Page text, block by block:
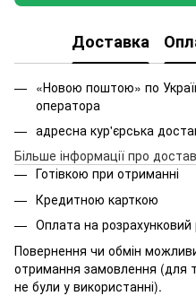
Доставка
«Новою поштою» по
оператора
адресна кур'єрська
Більше інформації про
Готівкою при отриманні
Кредитною карткою
Оплата на розрахунковий
Повернення чи обмін
отримання замовлення (для
не були у використанні).